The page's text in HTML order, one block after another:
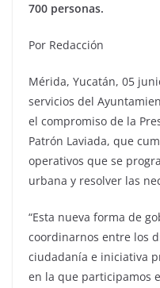
700 personas.
Por Redacción
Mérida, Yucatán, 05
servicios del
el compromiso de la
Patrón Laviada, que
operativos que se
urbana y resolver las
“Esta nueva forma de
coordinarnos entre los
ciudadanía e iniciativa
en la que participamos